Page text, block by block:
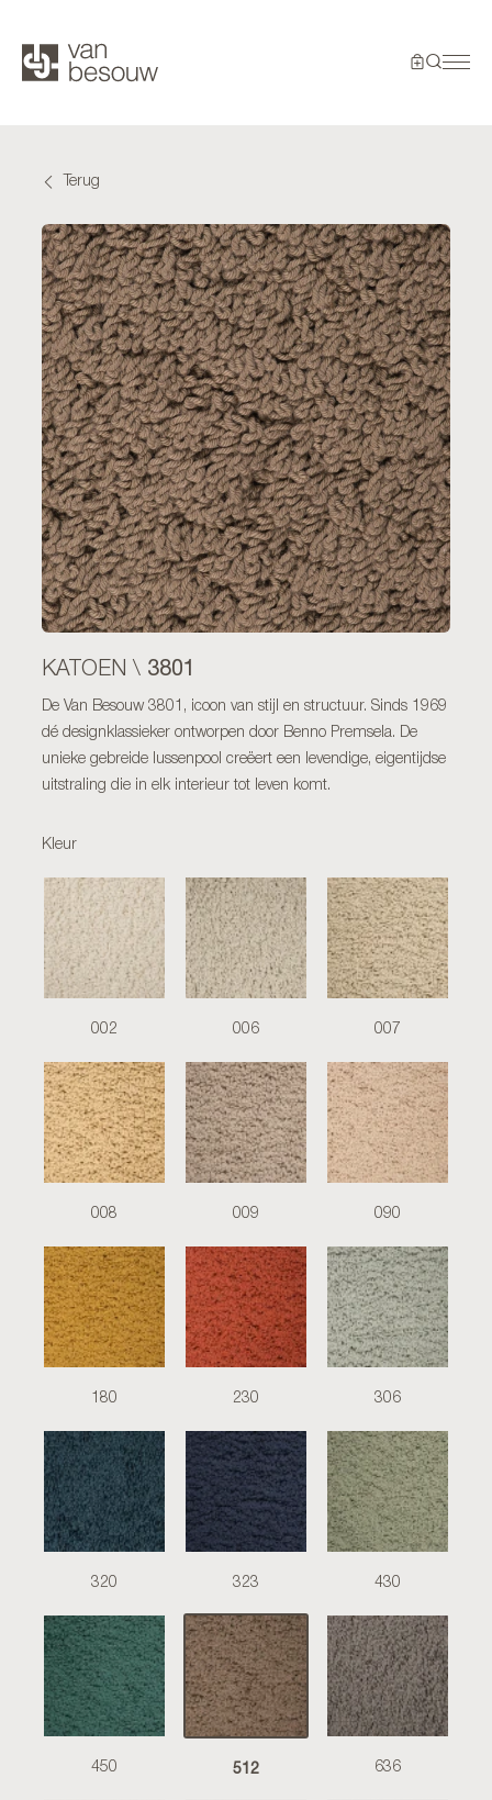
Terug
KATOEN \ 3801
De Van Besouw 3801, icoon van stijl en structuur. Sinds 1969
dé designklassieker ontworpen door Benno Premsela. De
unieke gebreide lussenpool creëert een levendige, eigentijdse
uitstraling die in elk interieur tot leven komt.
Kleur
002 006 007
008 009 090
180 230 306
320 323 430
450 512 636